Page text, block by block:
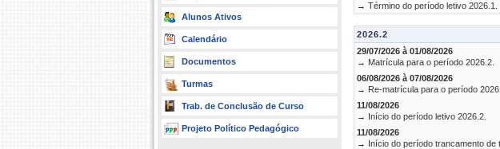
Alunos Ativos
Calendário
Documentos
Turmas
Trab. de Conclusão de Curso
Projeto Político Pedagógico
→ Término do período letivo 2026.1.
2026.2
29/07/2026 à 01/08/2026
→ Matrícula para o período 2026.2.
06/08/2026 à 07/08/2026
→ Re-matrícula para o período
11/08/2026
→ Início do período letivo 2026.2.
11/08/2026
→ Início do período trancamento de